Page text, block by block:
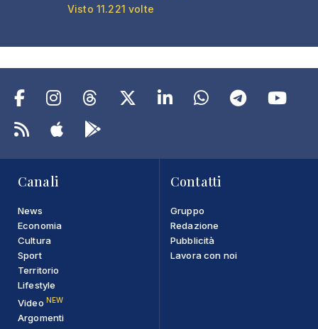
Visto 11.221 volte
Canali
News
Economia
Cultura
Sport
Territorio
Lifestyle
Video NEW
Argomenti
Contatti
Gruppo
Redazione
Pubblicità
Lavora con noi